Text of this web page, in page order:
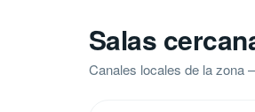
Salas
Canales locales de la zona